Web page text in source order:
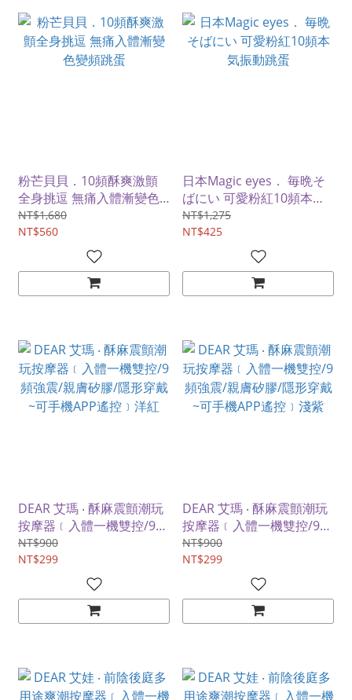
粉芒貝貝．10頻酥爽激顫
全身挑逗 無痛入體漸變色
變頻跳蛋
NT$1,680
NT$560
日本Magic eyes． 毎晩そ
ばにい 可愛粉紅10頻本気
振動跳蛋
NT$1,275
NT$425
DEAR 艾瑪 ‧ 酥麻震顫潮玩
按摩器﹝入體一機雙控/9頻
強震/親膚矽膠/隱形穿戴~
可手機APP遙控﹞洋紅
NT$900
NT$299
DEAR 艾瑪 ‧ 酥麻震顫潮玩
按摩器﹝入體一機雙控/9頻
強震/親膚矽膠/隱形穿戴~
可手機APP遙控﹞淺紫
NT$900
NT$299